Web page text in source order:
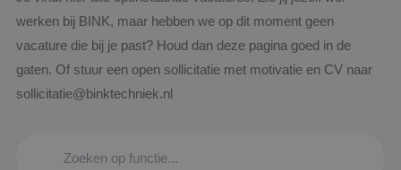
werken bij BINK, maar hebben we op dit moment geen
vacature die bij je past? Houd dan deze pagina goed in de
gaten. Of stuur een open sollicitatie met motivatie en CV naar
sollicitatie@binktechniek.nl